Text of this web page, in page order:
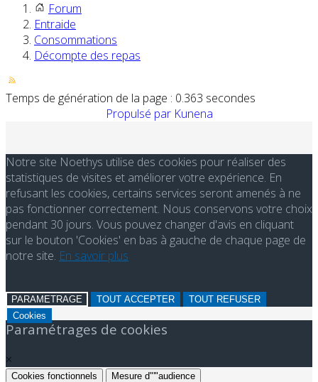
Forum
Entraide
Consommations
Décompte des repas
Temps de génération de la page : 0.363 secondes
Propulsé par Kunena
Notre site Noethys utilise des cookies pour réaliser des
statistiques de visites et améliorer votre expérience. En
refusant les cookies, certains services seront amenés à ne
pas fonctionner correctement. Nous conservons votre choix
pendant 30 jours. Vous pouvez changer d'avis en cliquant
sur le bouton 'Cookies' en bas à gauche de chaque page de
notre site. En savoir plus
PARAMETRAGE TOUT ACCEPTER
TOUT REFUSER
Cookies
Paramétrages de cookies
×
Cookies fonctionnels Mesure d"'"audience